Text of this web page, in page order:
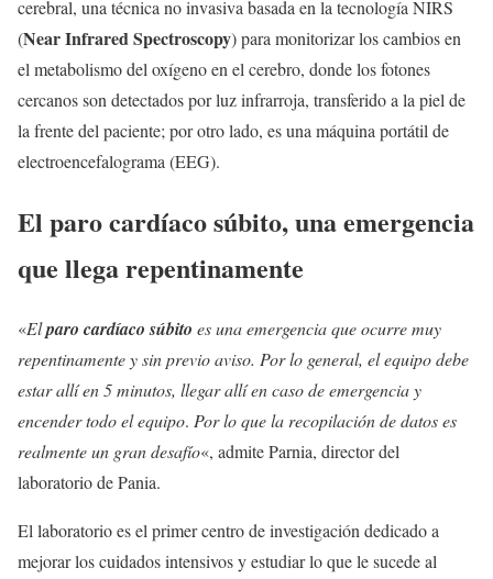
cerebral, una técnica no invasiva basada en la tecnología NIRS
(Near Infrared Spectroscopy) para monitorizar los cambios en
el metabolismo del oxígeno en el cerebro, donde los fotones
cercanos son detectados por luz infrarroja, transferido a la piel de
la frente del paciente; por otro lado, es una máquina portátil de
electroencefalograma (EEG).
El paro cardíaco súbito, una emergencia
que llega repentinamente
«Elparo cardíaco súbito es una emergencia que ocurre muy
repentinamente y sin previo aviso. Por lo general, el equipo debe
estar allí en 5 minutos, llegar allí en caso de emergencia y
encender todo el equipo. Por lo que la recopilación de datos es
realmente un gran desafío«, admite Parnia, director del
laboratorio de Pania.
El laboratorio es el primer centro de investigación dedicado a
mejorar los cuidados intensivos y estudiar lo que le sucede al